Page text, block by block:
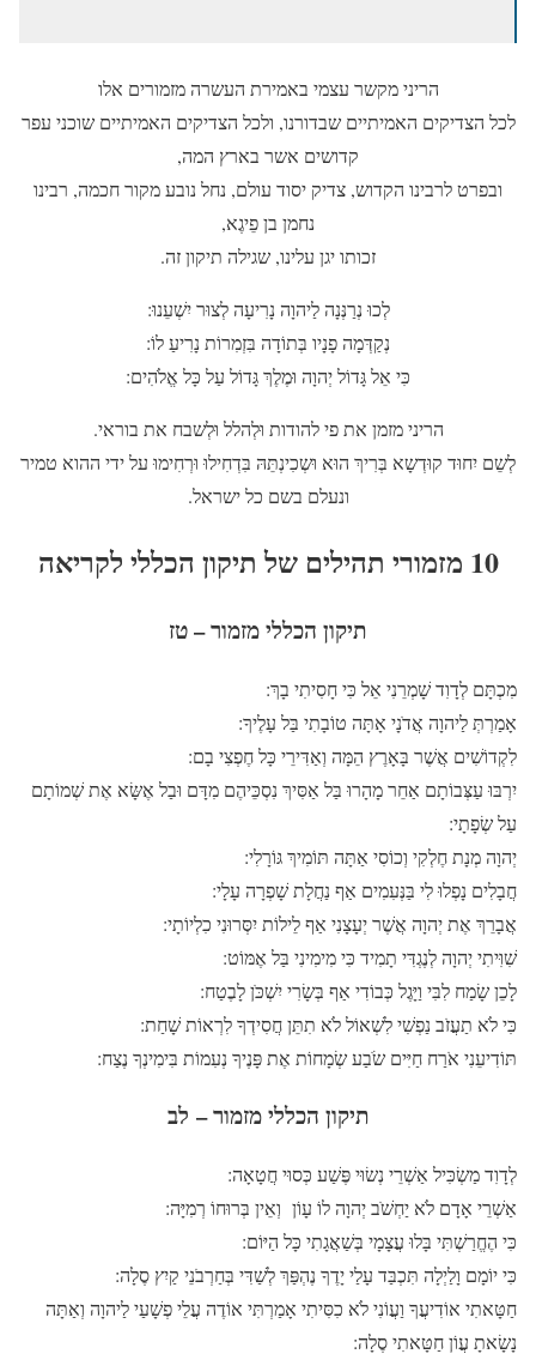
הריני מקשר עצמי באמירת העשרה מזמורים אלו
לכל הצדיקים האמיתיים שבדורנו, ולכל הצדיקים האמיתיים שוכני עפר
קדושים אשר בארץ המה,
ובפרט לרבינו הקדוש, צדיק יסוד עולם, נחל נובע מקור חכמה, רבינו
נחמן בן פֵיגֶא,
זכותו יגן עלינו, שגילה תיקון זה.
לְכוּ נְרַנְּנָה לַיהוָה נָרִיעָה לְצוּר יִשְׁעֵנוּ:
נְקַדְּמָה פָנָיו בְּתוֹדָה בִּזְמִרוֹת נָרִיעַ לוֹ:
כִּי אֵל גָּדוֹל יְהוָה וּמֶלֶךְ גָּדוֹל עַל כָּל אֱלֹהִים:
הריני מזמן את פי להודות וּלְהלל וּלְשבח את בוראי.
לְשֵם יִחוּד קוּדְשָא בְּרִיךְ הוּא וּשְכִינְתֵּהּ בִּדְחִילוּ וּרְחִימוּ על ידי ההוא טמיר
ונעלם בשם כל ישראל.
10 מזמורי תהילים של תיקון הכללי לקריאה
תיקון הכללי מזמור – טז
מִכְתָּם לְדָוִד שָׁמְרֵנִי אֵל כִּי חָסִיתִי בָךְ:
אָמַרְתְּ לַיהוָה אֲדֹנָי אָתָּה טוֹבָתִי בַּל עָלֶיךָ:
לִקְדוֹשִׁים אֲשֶׁר בָּאָרֶץ הֵמָּה וְאַדִּירֵי כָּל חֶפְצִי בָם:
יִרְבּוּ עַצְּבוֹתָם אַחֵר מָהָרוּ בַּל אַסִּיךְ נִסְכֵּיהֶם מִדָּם וּבַל אֶשָּׂא אֶת שְׁמוֹתָם
עַל שְׂפָתָי:
יְהוָה מְנָת חֶלְקִי וְכוֹסִי אַתָּה תּוֹמִיךְ גּוֹרָלִי:
חֲבָלִים נָפְלוּ לִי בַּנְּעִמִים אַף נַחֲלָת שָׁפְרָה עָלָי:
אֲבָרֵךְ אֶת יְהוָה אֲשֶׁר יְעָצָנִי אַף לֵילוֹת יִסְּרוּנִי כִלְיוֹתָי:
שִׁוִּיתִי יְהוָה לְנֶגְדִּי תָמִיד כִּי מִימִינִי בַּל אֶמּוֹט:
לָכֵן שָׂמַח לִבִּי וַיָּגֶל כְּבוֹדִי אַף בְּשָׂרִי יִשְׁכֹּן לָבֶטַח:
כִּי לֹא תַעֲזֹב נַפְשִׁי לִשְׁאוֹל לֹא תִתֵּן חֲסִידְךָ לִרְאוֹת שָׁחַת:
תּוֹדִיעֵנִי אֹרַח חַיִּים שֹׂבַע שְׂמָחוֹת אֶת פָּנֶיךָ נְעִמוֹת בִּימִינְךָ נֶצַח:
תיקון הכללי מזמור – לב
לְדָוִד מַשְׂכִּיל אַשְׁרֵי נְשׂוּי פֶּשַׁע כְּסוּי חֲטָאָה:
אַשְׁרֵי אָדָם לֹא יַחְשֹׁב יְהוָה לוֹ עָוֹן וְאֵין בְּרוּחוֹ רְמִיָּה:
כִּי הֶחֱרַשְׁתִּי בָּלוּ עֲצָמָי בְּשַׁאֲגָתִי כָּל הַיּוֹם:
כִּי יוֹמָם וָלַיְלָה תִּכְבַּד עָלַי יָדֶךָ נֶהְפַּךְ לְשַׁדִּי בְּחַרְבֹנֵי קַיִץ סֶלָה:
חַטָּאתִי אוֹדִיעֲךָ וַעֲוֹנִי לֹא כִסִּיתִי אָמַרְתִּי אוֹדֶה עֲלֵי פְשָׁעַי לַיהוָה וְאַתָּה
נָשָׂאתָ עֲוֹן חַטָּאתִי סֶלָה: